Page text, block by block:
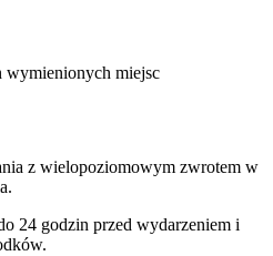
wymienionych miejsc
z wielopoziomowym zwrotem w
24 godzin przed wydarzeniem i